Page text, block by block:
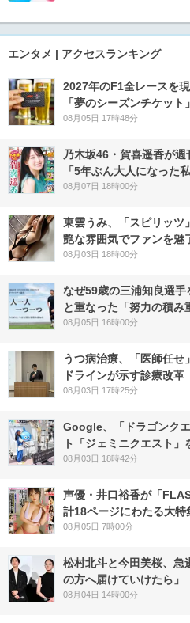
エンタメ | アクセスランキング
2027年のF1全レースを
「夢のシーズンチケット
08月05日 17時48分
乃木坂46・賀喜遥香が週
「5年ぶん大人になった
08月07日 18時00分
東雲うみ、「スピリッツ
艶な雰囲気でファンを魅
08月03日 18時00分
なぜ59歳の三浦知良選
と重なった「努力の積み
08月05日 16時00分
うつ病治療、「医師任
ドラインが示す診療改革
08月03日 17時25分
Google、「ドラゴンク
ト「ジェミニクエスト
08月03日 18時42分
声優・井口裕香が「
計18ページにわたる大特
08月05日 7時00分
松村北斗と今田美桜、急
の方へ届けていけたら」
08月04日 14時00分